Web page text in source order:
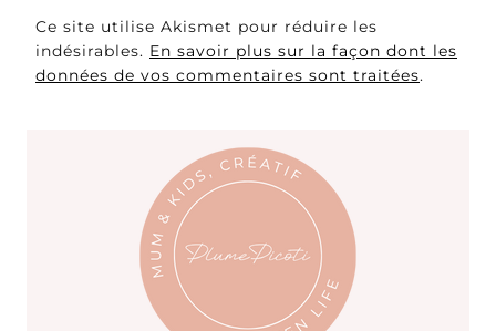
Ce site utilise Akismet pour réduire les
indésirables. En savoir plus sur la façon dont les
données de vos commentaires sont traitées.